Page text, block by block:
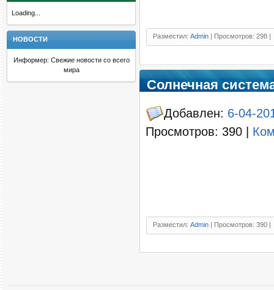
Loading...
НОВОСТИ
Информер: Свежие новости со всего
мира
Разместил: Admin | Просмотров: 298 |
Солнечная
Добавлен: 6-04-
Просмотров: 390 |
Разместил: Admin | Просмотров: 390 |